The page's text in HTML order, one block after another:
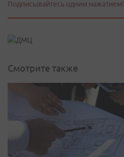
Подписывайтесь одним нажатием!
Смотрите также